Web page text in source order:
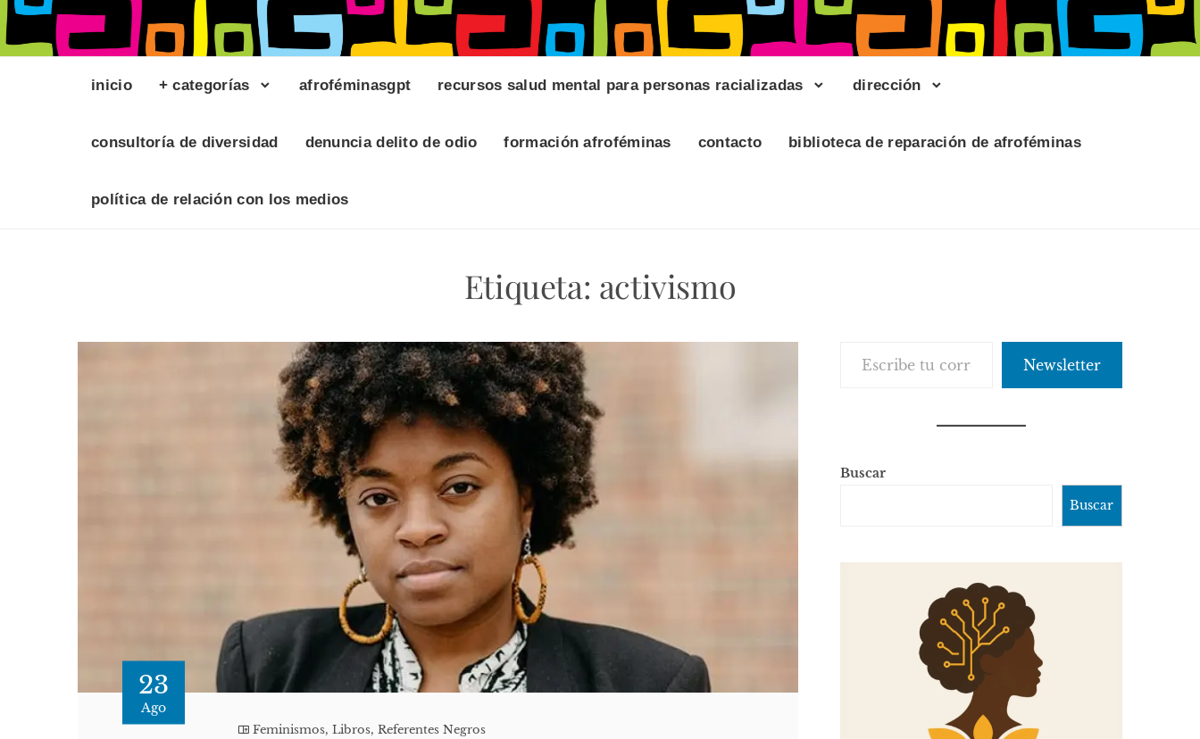
inicio + categorías afroféminasgpt recursos salud mental para personas racializadas dirección
consultoría de diversidad denuncia delito de odio formación afroféminas contacto biblioteca de reparación de afroféminas
política de relación con los medios
Etiqueta: activismo
23
Ago
Feminismos,Libros,Referentes Negros
Newsletter
Buscar
Buscar